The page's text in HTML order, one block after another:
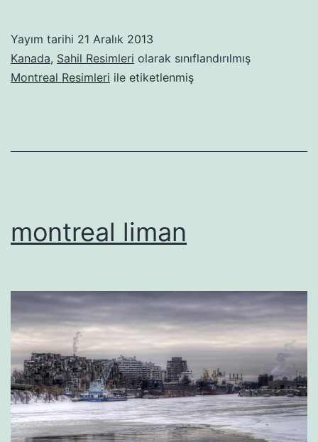
Yayım tarihi 21 Aralık 2013
Kanada, Sahil Resimleri olarak sınıflandırılmış
Montreal Resimleri ile etiketlenmiş
montreal liman